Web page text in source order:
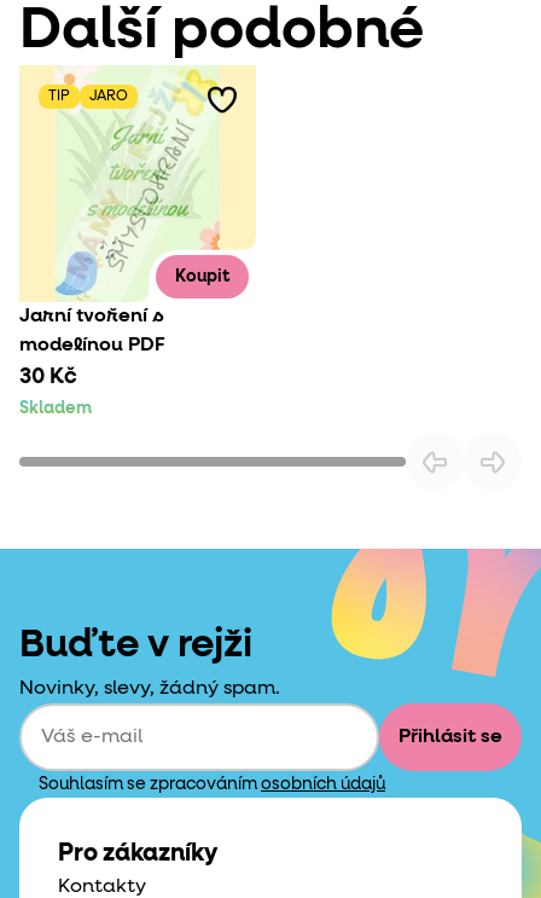
Další podobné
TIP JARO
Koupit
Jarní tvoření s
modelínou PDF
30 Kč
Skladem
Buďte v rejži
Novinky, slevy, žádný spam.
Přihlásit se
Souhlasím se zpracováním osobních údajů
Pro zákazníky
Kontakty